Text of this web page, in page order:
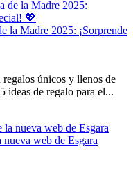
la Madre 2025: ¡Sorprende
regalos únicos y llenos de
ideas de regalo para el...
nueva web de Esgara